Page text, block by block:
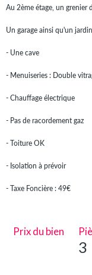
Au 2ème étage, un grenier
Un garage ainsi qu'un
- Une cave
- Menuiseries : Double
- Chauffage électrique
- Pas de racordement gaz
- Toiture OK
- Isolation à prévoir
- Taxe Foncière : 49€
Prix du bien
3